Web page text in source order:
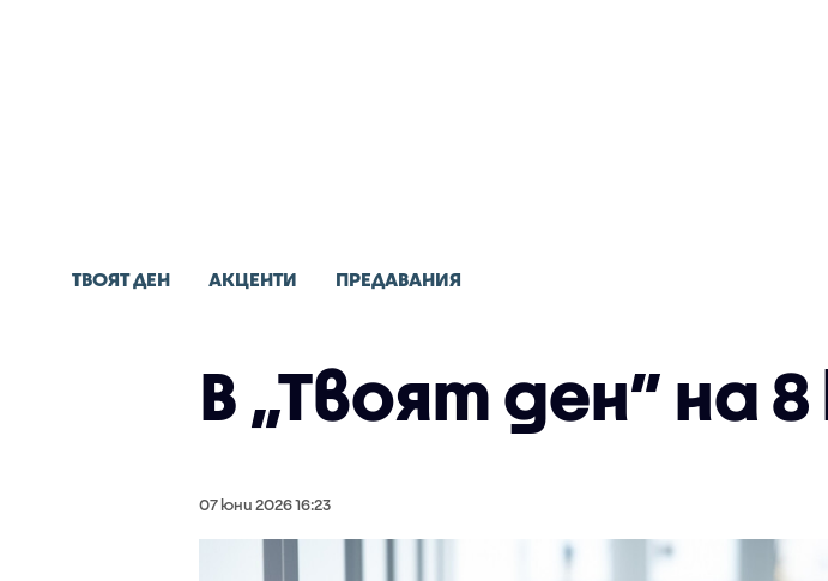
ТВОЯТ ДЕН АКЦЕНТИ ПРЕДАВАНИЯ
В „Твоят ден” на
07 юни 2026 16:23